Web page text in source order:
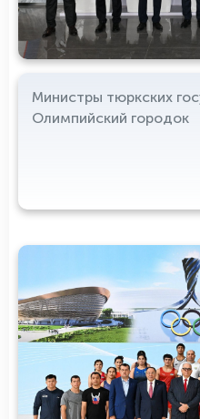
Министры тюркских
Олимпийский городок